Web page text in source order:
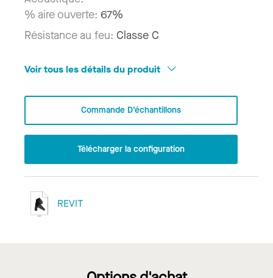
% aire ouverte: 67%
Résistance au feu: Classe C
Voir tous les détails du produit
Commande D’échantillons
Télécharger la configuration
REVIT